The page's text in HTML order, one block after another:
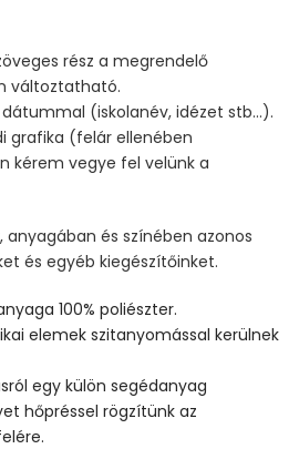
rész a megrendelő
változtatható.
(iskolanév, idézet stb…).
grafika (felár ellenében
kérem vegye fel velünk a
anyagában és színében azonos
és egyéb kiegészítőinket.
100% poliészter.
elemek szitanyomással kerülnek
egy külön segédanyag
hőpréssel rögzítünk az